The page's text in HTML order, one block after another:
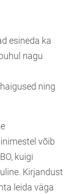
esineda ka
nagu
ning
võib
kuigi
Kirjandust
leida väga